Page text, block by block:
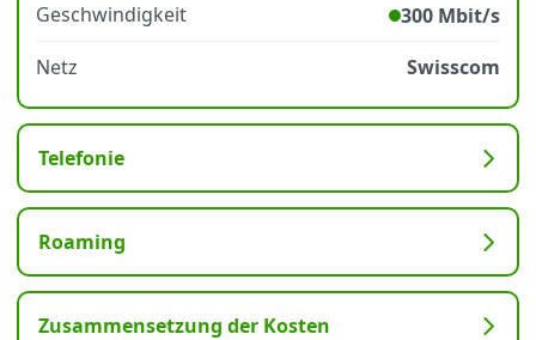
Geschwindigkeit
300 Mbit/s
Netz
Swisscom
Telefonie
Roaming
Zusammensetzung der Kosten